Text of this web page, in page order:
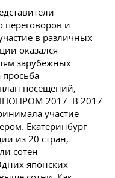
переговоров и
в различных
оказался
зарубежных
посещений,
2017. В 2017
участие
Екатеринбург
из 20 стран,
сотен
японских